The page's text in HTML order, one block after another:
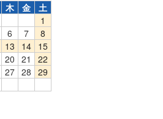
木 金
土
1
6 7
8
13 14 15
20 21
22
27 28 29